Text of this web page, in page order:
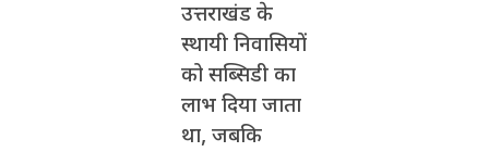
उत्तराखंड के
स्थायी निवासियों
को सब्सिडी का
लाभ दिया जाता
था, जबकि